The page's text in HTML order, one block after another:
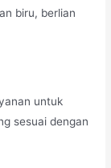
biru, berlian
untuk
sesuai dengan